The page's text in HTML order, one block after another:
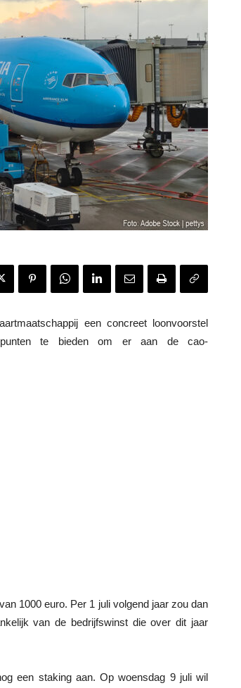
een concreet loonvoorstel
te bieden om er aan de cao-
1000 euro. Per 1 juli volgend jaar zou dan
van de bedrijfswinst die over dit jaar
een staking aan. Op woensdag 9 juli wil